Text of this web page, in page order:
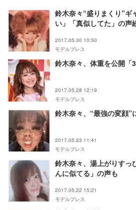
鈴木奈々“盛りまくり”ギ
い」「真似してた」の声
2017.05.30 10:50
モデルプレス
鈴木奈々、体重を公開「
2017.05.28 12:19
モデルプレス
鈴木奈々、“最強の変顔”
2017.05.23 11:41
モデルプレス
鈴木奈々、湯上がりすっ
んに似てる」の声も
2017.05.22 15:21
モデルプレス